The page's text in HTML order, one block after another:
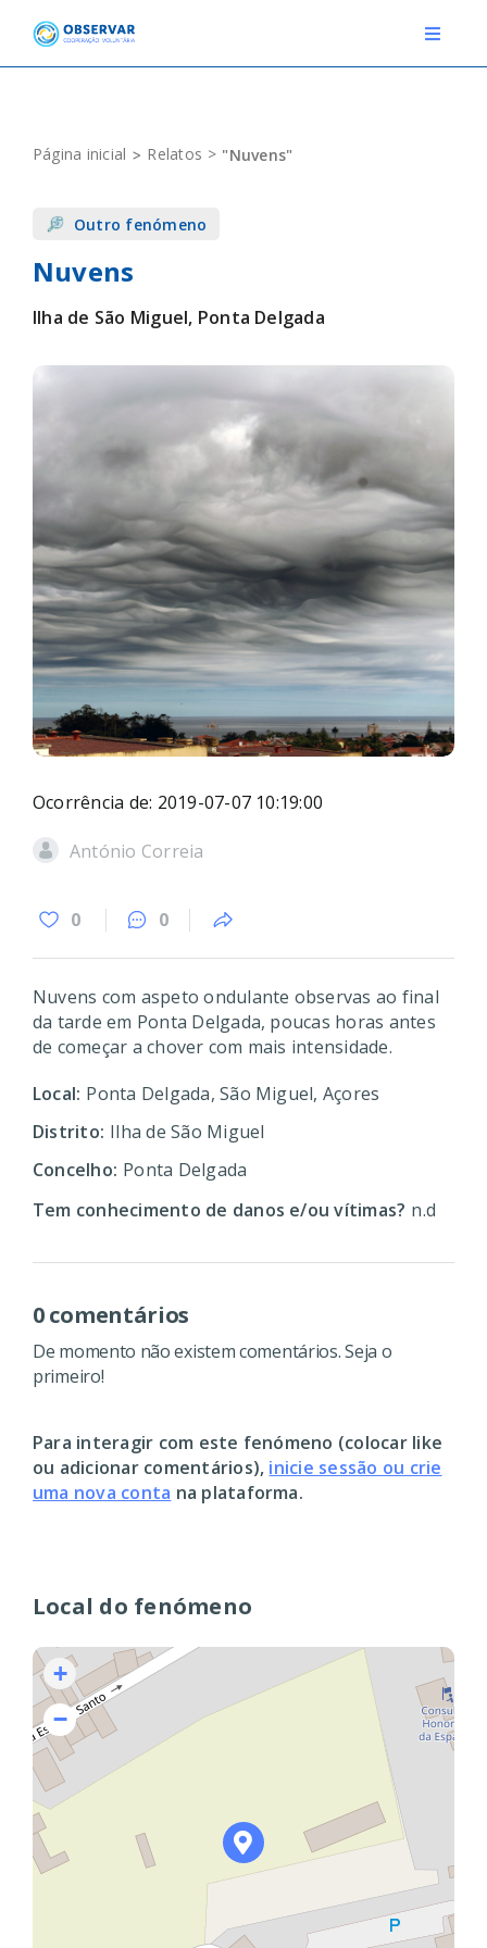
content
Toggle
EVENTOS
DEFINIÇÕES
F.A.Q.
Login
Página inicial Relatos "Nuvens"
Local do fenómeno
+
−
Outro fenómeno
Nuvens
Ilha de São Miguel, Ponta Delgada
Ocorrência de: 2019-07-07 10:19:00
António Correia
0 0
Nuvens com aspeto ondulante observas ao final
da tarde em Ponta Delgada, poucas horas antes
de começar a chover com mais intensidade.
Local: Ponta Delgada, São Miguel, Açores
Distrito: Ilha de São Miguel
Concelho: Ponta Delgada
Tem conhecimento de danos e/ou vítimas? n.d
0 comentários
De momento não existem comentários. Seja o
primeiro!
Para interagir com este fenómeno (colocar like
ou adicionar comentários), inicie sessão ou crie
uma nova conta na plataforma.